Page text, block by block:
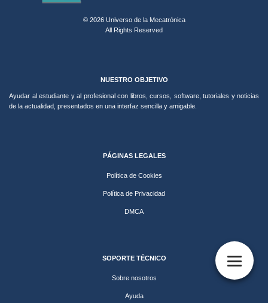
© 2026 Universo de la Mecatrónica
All Rights Reserved
NUESTRO OBJETIVO
Ayudar al estudiante y al profesional con libros, cursos, software, tutoriales y noticias
de la actualidad, presentados en una interfaz sencilla y amigable.
PÁGINAS LEGALES
Política de Cookies
Política de Privacidad
DMCA
SOPORTE TÉCNICO
Sobre nosotros
Ayuda